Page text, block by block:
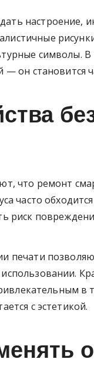
настроение,
символы. В
он становится
что ремонт
часто
риск
печати
с эстетикой.